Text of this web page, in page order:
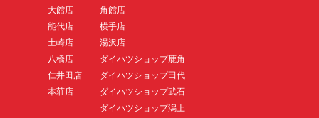
大館店
能代店
土崎店
八橋店
仁井田店
本荘店
角館店
横手店
湯沢店
ダイハツショップ鹿角
ダイハツショップ田代
ダイハツショップ武石
ダイハツショップ潟上